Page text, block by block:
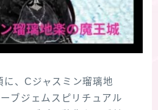
に、Cジャスミン瑠璃地
ブジェムスピリチュアル